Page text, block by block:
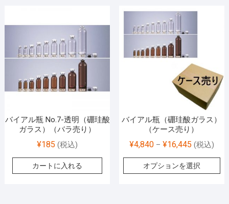
バイアル瓶 No.7-透明（硼珪酸
ガラス）（バラ売り）
¥185 (税込)
カートに入れる
バイアル瓶（硼珪酸ガラス）
（ケース売り）
¥4,840– ¥16,445 (税込)
オプションを選択